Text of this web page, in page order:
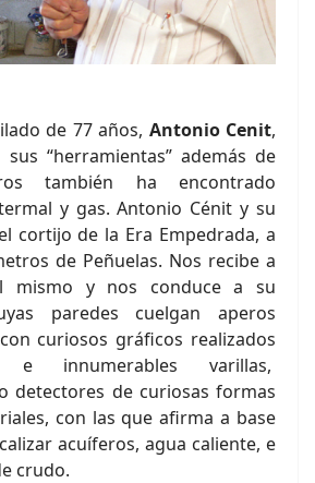
de 77 años, Antonio Cenit,
“herramientas” además de
también ha encontrado
y gas. Antonio Cénit y su
cortijo de la Era Empedrada, a
de Peñuelas. Nos recibe a
mismo y nos conduce a su
paredes cuelgan aperos
curiosos gráficos realizados
innumerables varillas,
detectores de curiosas formas
con las que afirma a base
acuíferos, agua caliente, e
crudo.